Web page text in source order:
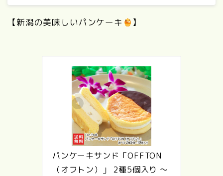
【新潟の美味しいパンケーキ 】
パンケーキサンド「OFFTON
（オフトン）」 2種5個入り 〜